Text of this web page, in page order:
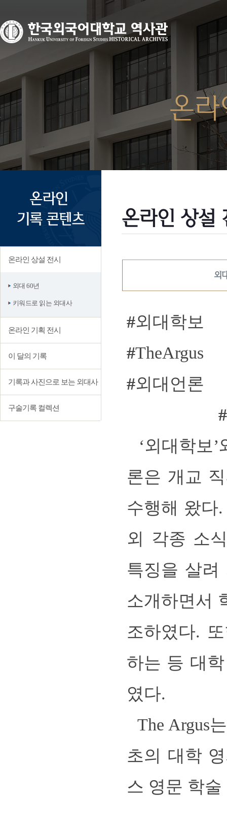
온라인 상설 전시
외대 60년
키워드로 읽는 외대사
온라인 기획 전시
이 달의 기록
기록과 사진으로 보는 외대사
구술기록 컬렉션
온
온라인 상설
외
#외대학보
#TheArgus
#외대언론
#
‘외대학보’
론은 개교
수행해 왔다
외 각종 소
특징을 살려
소개하면서
조하였다.
하는 등 대
였다.
The Argus
초의 대학
스 영문 학